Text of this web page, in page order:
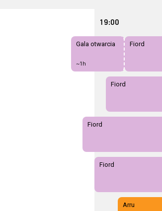
19:00
Gala otwarcia
~1h
Fiord
Fiord
Fiord
Fiord
Arru